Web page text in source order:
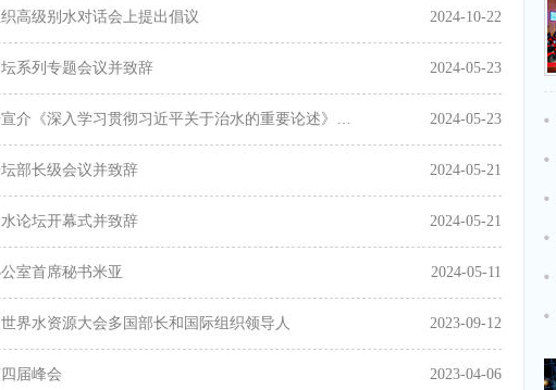
高级别水对话会上提出倡议 2024-10-22
系列专题会议并致辞 2024-05-23
水利部在第十届世界水论坛宣介《深入学习贯彻习近平关于治水的重要论述》（英文版） 2024-05-23
部长级会议并致辞 2024-05-21
论坛开幕式并致辞 2024-05-21
室首席秘书米亚 2024-05-11
界水资源大会多国部长和国际组织领导人 2023-09-12
届峰会 2023-04-06